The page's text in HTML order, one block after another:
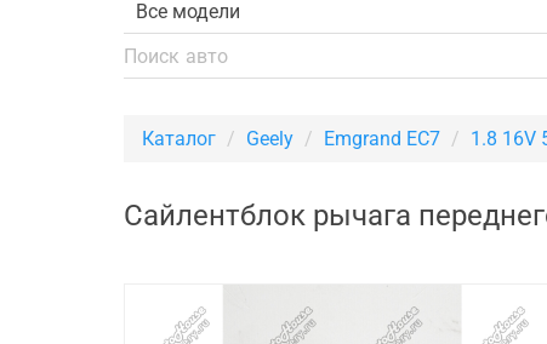
Каталог Geely Emgrand EC7 1.8 16V
Сайлентблок рычага